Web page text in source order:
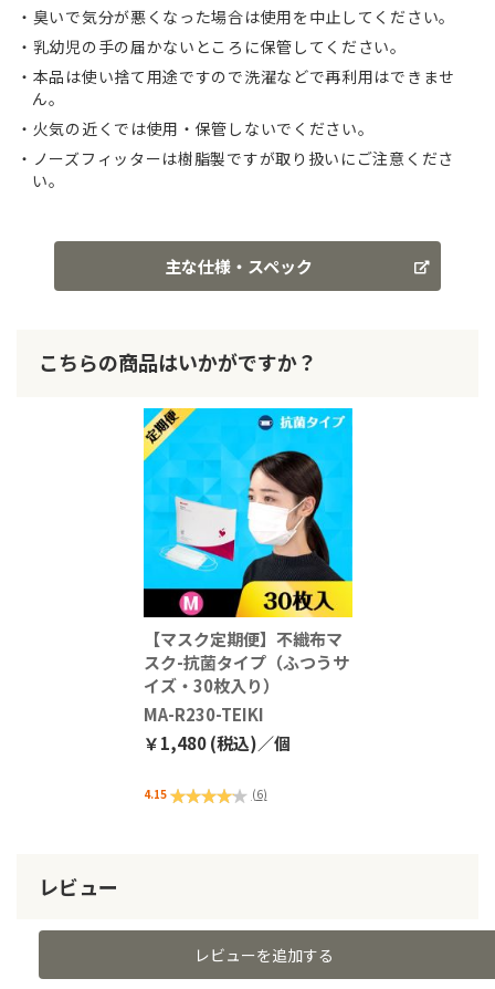
臭いで気分が悪くなった場合は使用を中止してください。
乳幼児の手の届かないところに保管してください。
本品は使い捨て用途ですので洗濯などで再利用はできませ
ん。
火気の近くでは使用・保管しないでください。
ノーズフィッターは樹脂製ですが取り扱いにご注意くださ
い。
主な仕様・スペック
こちらの商品はいかがですか？
【マスク定期便】不織布マ
スク-抗菌タイプ（ふつうサ
イズ・30枚入り）
MA-R230-TEIKI
￥1,480 (税込)／個
評価:
4.15 (6)
レビュー
レビューを追加する